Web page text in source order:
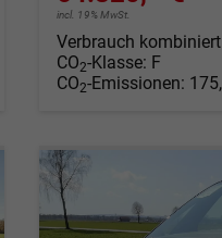
incl. 19% MwSt.
Verbrauch
CO2-Klasse: F
CO2-Emissionen: